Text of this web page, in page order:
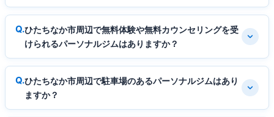
ひたちなか市周辺で無料体験や無料カウンセリングを受
けられるパーソナルジムはありますか？
ひたちなか市周辺で駐車場のあるパーソナルジムはあり
ますか？